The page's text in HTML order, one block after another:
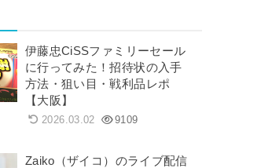
伊藤忠CiSSファミリーセール
に行ってみた！招待状の入手
方法・狙い目・戦利品レポ
【大阪】
2026.03.02 9109
Zaiko（ザイコ）のライブ配信